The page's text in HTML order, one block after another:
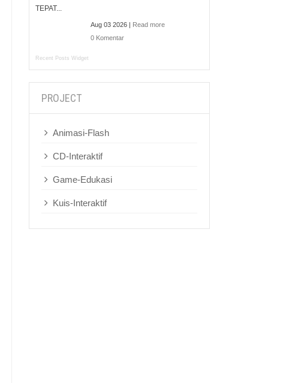
TEPAT...
Aug 03 2026 | Read more
0 Komentar
Recent Posts Widget
PROJECT
Animasi-Flash
CD-Interaktif
Game-Edukasi
Kuis-Interaktif